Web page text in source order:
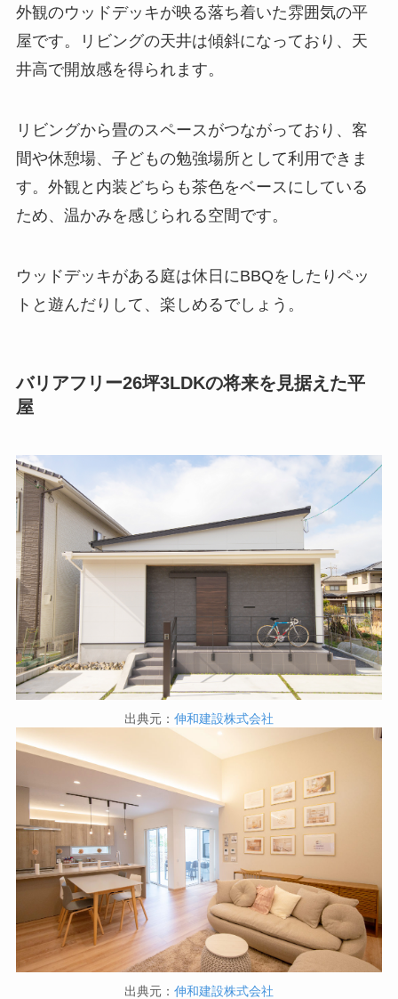
外観のウッドデッキが映る落ち着いた雰囲気の平
屋です。リビングの天井は傾斜になっており、天
井高で開放感を得られます。
リビングから畳のスペースがつながっており、客
間や休憩場、子どもの勉強場所として利用できま
す。外観と内装どちらも茶色をベースにしている
ため、温かみを感じられる空間です。
ウッドデッキがある庭は休日にBBQをしたりペッ
トと遊んだりして、楽しめるでしょう。
バリアフリー26坪3LDKの将来を見据えた平
屋
出典元： 伸和建設株式会社
出典元： 伸和建設株式会社